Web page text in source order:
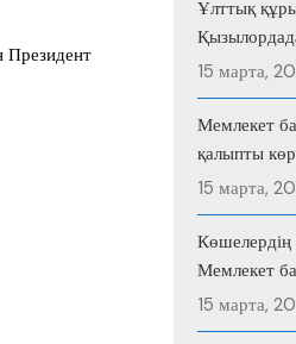
Президент
Ұлттық
15 марта,
Мемлекет
қалыпты
15 марта,
Көшелердің
Мемлекет
15 марта,